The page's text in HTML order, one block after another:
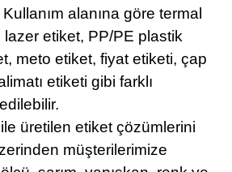
alanına göre termal
etiket, PP/PE plastik
meto etiket, fiyat etiketi, çap
etiketi gibi farklı
üretilen etiket çözümlerini
müşterilerimize